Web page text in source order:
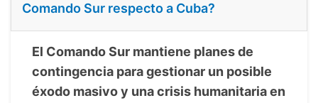
Comando Sur respecto a Cuba?
El Comando Sur mantiene planes de
contingencia para gestionar un posible
éxodo masivo y una crisis humanitaria en